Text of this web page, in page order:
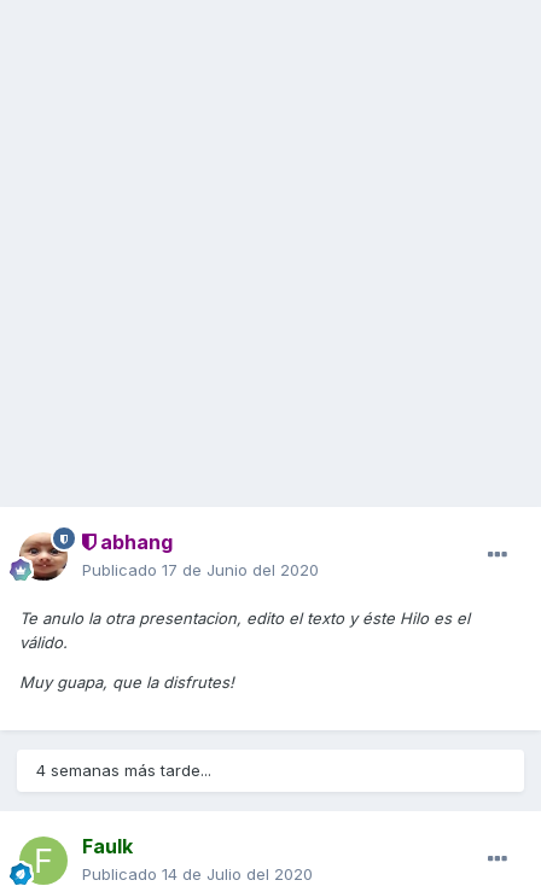
abhang
Publicado 17 de Junio del 2020
Te anulo la otra presentacion, edito el texto y éste Hilo es el
válido.
Muy guapa, que la disfrutes!
4 semanas más tarde...
Faulk
Publicado 14 de Julio del 2020